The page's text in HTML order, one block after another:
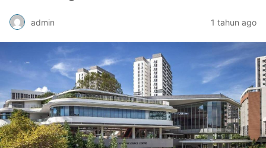
admin 1 tahun ago